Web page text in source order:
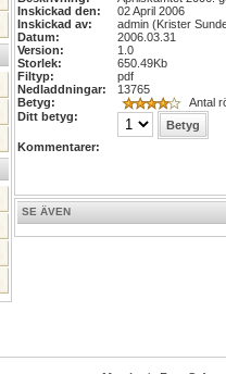
Inskickad den:
02 April 2006
Inskickad av:
admin (Krister
Datum:
2006.03.31
Version:
1.0
Storlek:
650.49Kb
Filtyp:
pdf
Nedladdningar:
13765
Betyg:
Antal
Ditt betyg:
Kommentarer:
SE ÄVEN